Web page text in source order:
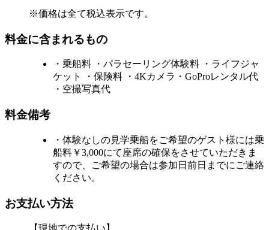
※価格は全て税込表示です。
料金に含まれるもの
・乗船料 ・パラセーリング体験料 ・ライフジャ
ケット ・保険料 ・4Kカメラ・GoProレンタル代
・空撮写真代
料金備考
・体験なしの見学乗船をご希望のゲスト様には乗
船料￥3,000にて座席の確保をさせていただきま
すので、ご希望の場合は参加日前日までにご連絡
ください。
お支払い方法